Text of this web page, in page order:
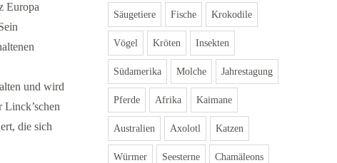
Europa
und wird
die sich
Säugetiere Fische Krokodile
Vögel Kröten Insekten
Südamerika Molche Jahrestagung
Pferde Afrika Kaimane
Australien Axolotl Katzen
Würmer Seesterne Chamäleons